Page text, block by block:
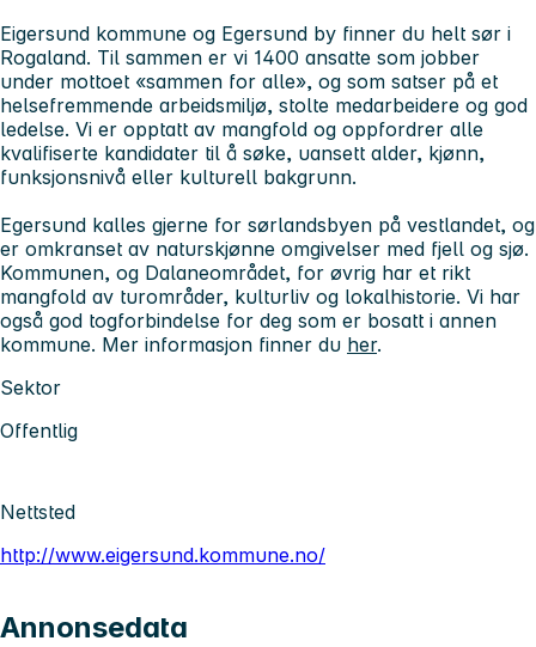
Eigersund kommune og Egersund by finner du helt sør i
Rogaland. Til sammen er vi 1400 ansatte som jobber
under mottoet «sammen for alle», og som satser på et
helsefremmende arbeidsmiljø, stolte medarbeidere og god
ledelse. Vi er opptatt av mangfold og oppfordrer alle
kvalifiserte kandidater til å søke, uansett alder, kjønn,
funksjonsnivå eller kulturell bakgrunn.
Egersund kalles gjerne for sørlandsbyen på vestlandet, og
er omkranset av naturskjønne omgivelser med fjell og sjø.
Kommunen, og Dalaneområdet, for øvrig har et rikt
mangfold av turområder, kulturliv og lokalhistorie. Vi har
også god togforbindelse for deg som er bosatt i annen
kommune. Mer informasjon finner du her.
Sektor
Offentlig
Nettsted
http://www.eigersund.kommune.no/
Annonsedata